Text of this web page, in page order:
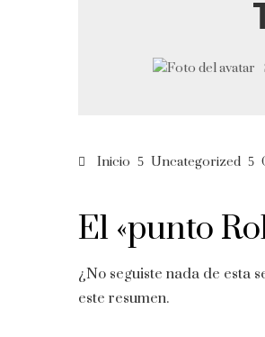
Inicio Uncategorized
El «punto
¿No seguiste nada de esta
este resumen.